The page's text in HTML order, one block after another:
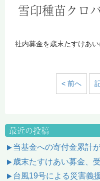
雪印種苗クロ
社内募金を歳末たすけあい
< 前へ
最近の投稿
当基金への寄付金累計
歳末たすけあい募金、
台風19号による災害義